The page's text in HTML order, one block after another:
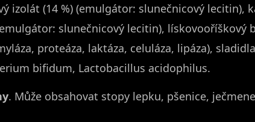
izolát (14 %) (emulgátor: slunečnicový lecitin),
slunečnicový lecitin), lískovooříškový
proteáza, laktáza, celuláza, lipáza),
bifidum, Lactobacillus acidophilus.
. Může obsahovat stopy lepku, pšenice,